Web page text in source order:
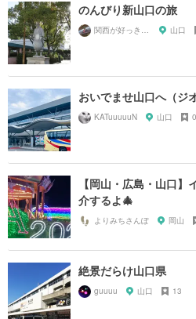
のんびり新山口の旅
山口
おいでませ山口へ（ジ
KATuuuuuN 山口 0
【岡山・広島・山口
介するよ🎄
よりみちさんぽ 岡山
絶景だらけ山口県
guuuu 山口 13